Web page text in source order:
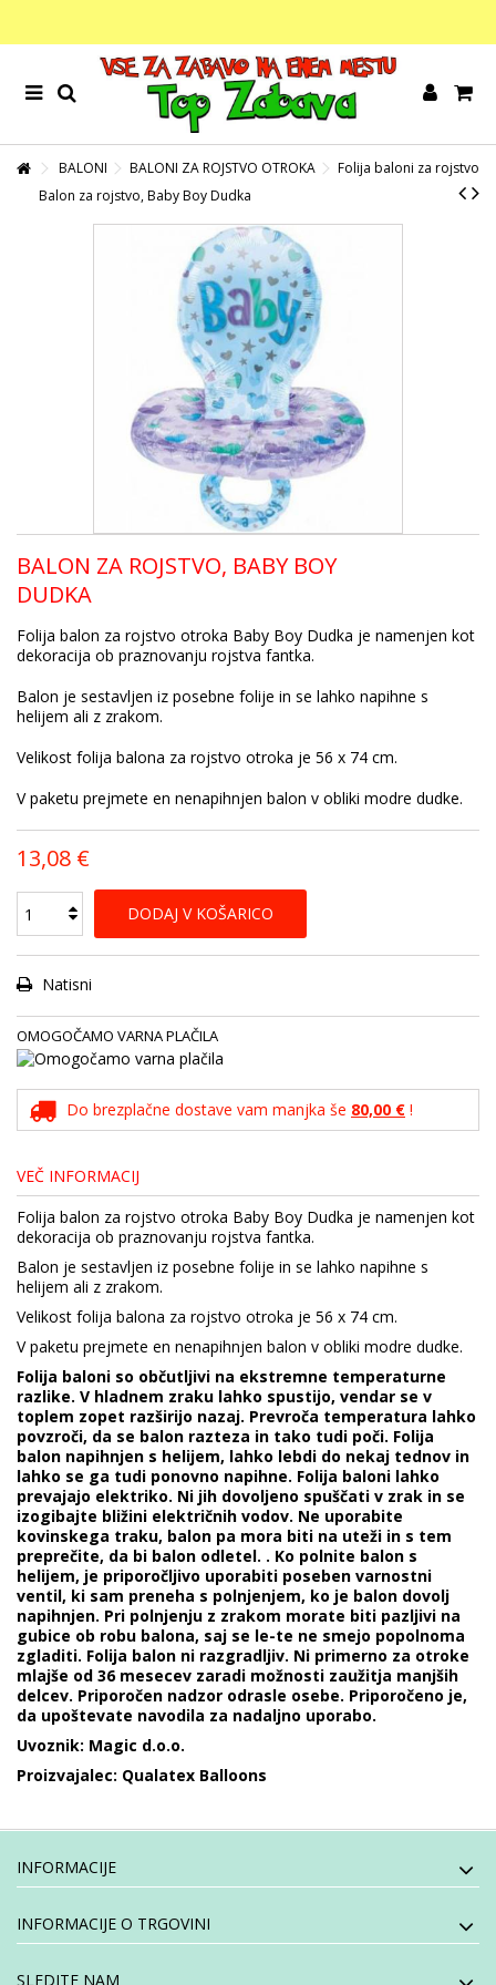
BALONI BALONI ZA ROJSTVO OTROKA
Folija baloni za rojstvo
Balon za rojstvo, Baby Boy Dudka
BALON ZA ROJSTVO, BABY BOY
DUDKA
Folija balon za rojstvo otroka Baby Boy Dudka je namenjen kot
dekoracija ob praznovanju rojstva fantka.
Balon je sestavljen iz posebne folije in se lahko napihne s
helijem ali z zrakom.
Velikost folija balona za rojstvo otroka je 56 x 74 cm.
V paketu prejmete en nenapihnjen balon v obliki modre dudke.
13,08 €
DODAJ V KOŠARICO
Natisni
OMOGOČAMO VARNA PLAČILA
Do brezplačne dostave vam manjka še 80,00 € !
VEČ INFORMACIJ
Folija balon za rojstvo otroka Baby Boy Dudka je namenjen kot
dekoracija ob praznovanju rojstva fantka.
Balon je sestavljen iz posebne folije in se lahko napihne s
helijem ali z zrakom.
Velikost folija balona za rojstvo otroka je 56 x 74 cm.
V paketu prejmete en nenapihnjen balon v obliki modre dudke.
Folija baloni so občutljivi na ekstremne temperaturne
razlike. V hladnem zraku lahko spustijo, vendar se v
toplem zopet razširijo nazaj. Prevroča temperatura lahko
povzroči, da se balon razteza in tako tudi poči. Folija
balon napihnjen s helijem, lahko lebdi do nekaj tednov in
lahko se ga tudi ponovno napihne. Folija baloni lahko
prevajajo elektriko. Ni jih dovoljeno spuščati v zrak in se
izogibajte bližini električnih vodov. Ne uporabite
kovinskega traku, balon pa mora biti na uteži in s tem
preprečite, da bi balon odletel. . Ko polnite balon s
helijem, je priporočljivo uporabiti poseben varnostni
ventil, ki sam preneha s polnjenjem, ko je balon dovolj
napihnjen. Pri polnjenju z zrakom morate biti pazljivi na
gubice ob robu balona, saj se le-te ne smejo popolnoma
zgladiti. Folija balon ni razgradljiv. Ni primerno za otroke
mlajše od 36 mesecev zaradi možnosti zaužitja manjših
delcev. Priporočen nadzor odrasle osebe. Priporočeno je,
da upoštevate navodila za nadaljno uporabo.
Uvoznik: Magic d.o.o.
Proizvajalec: Qualatex Balloons
INFORMACIJE
INFORMACIJE O TRGOVINI
SLEDITE NAM